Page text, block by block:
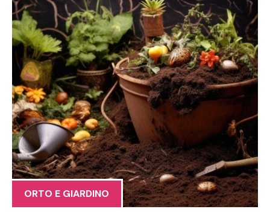
ORTO E GIARDINO